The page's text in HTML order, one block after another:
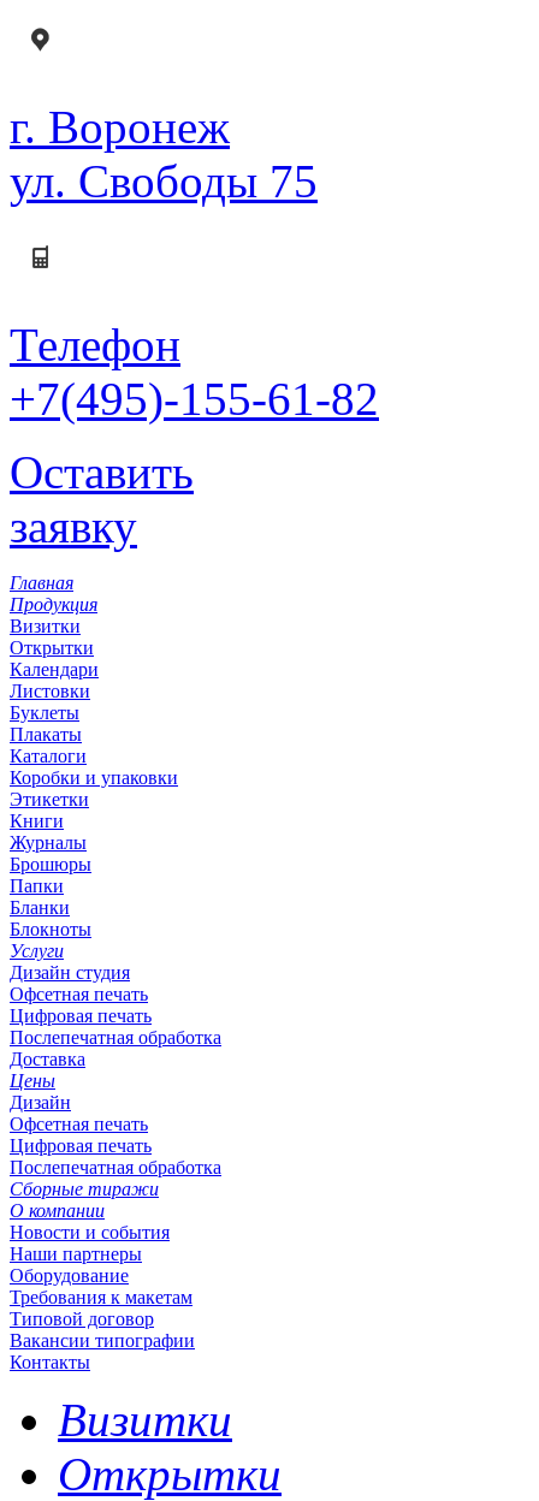
г. Воронеж
ул. Свободы 75
Телефон
+7(495)-155-61-82
Оставить
заявку
Главная
Продукция
Визитки
Открытки
Календари
Листовки
Буклеты
Плакаты
Каталоги
Коробки и упаковки
Этикетки
Книги
Журналы
Брошюры
Папки
Бланки
Блокноты
Услуги
Дизайн студия
Офсетная печать
Цифровая печать
Послепечатная обработка
Доставка
Цены
Дизайн
Офсетная печать
Цифровая печать
Послепечатная обработка
Сборные тиражи
О компании
Новости и события
Наши партнеры
Оборудование
Требования к макетам
Типовой договор
Вакансии типографии
Контакты
Визитки
Открытки